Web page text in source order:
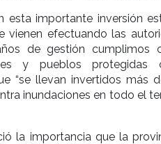
esta importante inversión
vienen efectuando las
de gestión cumplimos
y pueblos protegidas
“se llevan invertidos más
inundaciones en todo el
la importancia que la